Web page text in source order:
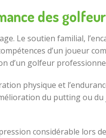
des
Le soutien familial,
d’un joueur
d’un golfeur
physique et
du putting ou
considérable lors